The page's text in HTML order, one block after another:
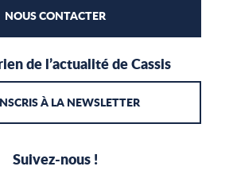
NOUS CONTACTER
de l’actualité de Cassis
À LA NEWSLETTER
Suivez-nous !